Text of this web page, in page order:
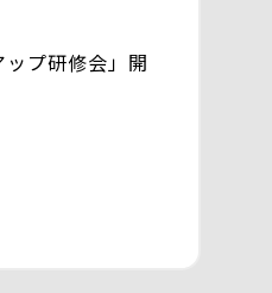
プ研修会」開